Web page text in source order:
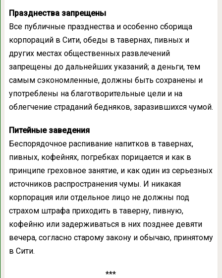
Празднества запрещены
Все публичные празднества и особенно сборища
корпораций в Сити, обеды в тавернах, пивных и
других местах общественных развлечений
запрещены до дальнейших указаний; а деньги, тем
самым сэкономленные, должны быть сохранены и
употреблены на благотворительные цели и на
облегчение страданий бедняков, заразившихся чумой.
Питейные заведения
Беспорядочное распивание напитков в тавернах,
пивных, кофейнях, погребках порицается и как в
принципе греховное занятие, и как один из серьезных
источников распространения чумы. И никакая
корпорация или отдельное лицо не должны под
страхом штрафа приходить в таверну, пивную,
кофейню или задерживаться в них позднее девяти
вечера, согласно старому закону и обычаю, принятому
в Сити.
***